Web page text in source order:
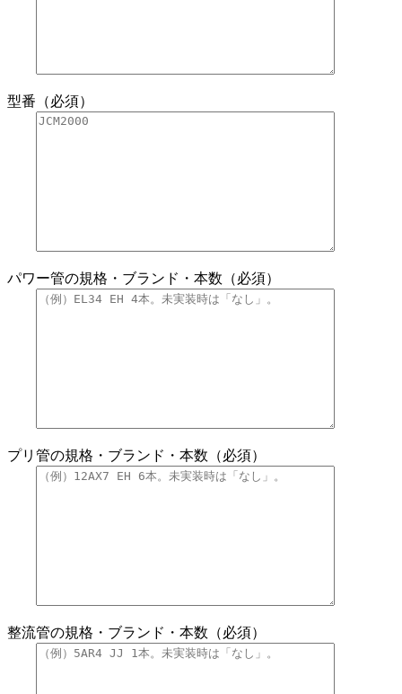
型番（必須）
パワー管の規格・ブランド・本数（必須）
プリ管の規格・ブランド・本数（必須）
整流管の規格・ブランド・本数（必須）